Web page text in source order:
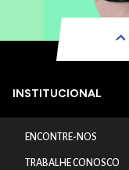
INSTITUCIONAL
ENCONTRE-NOS
TRABALHE CONOSCO